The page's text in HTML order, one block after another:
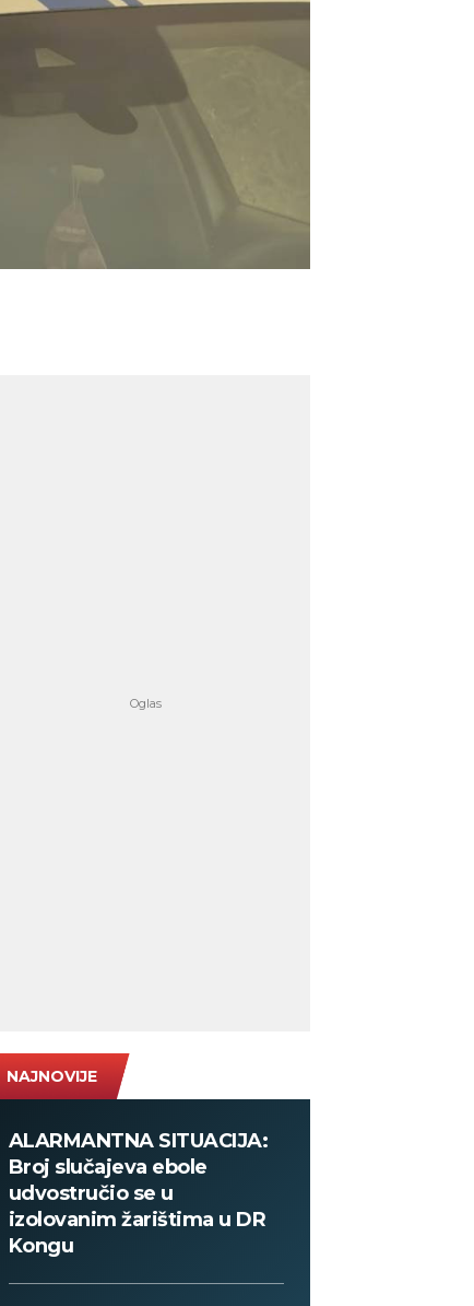
NAJNOVIJE
ALARMANTNA SITUACIJA:
Broj slučajeva ebole
udvostručio se u
izolovanim žarištima u DR
Kongu